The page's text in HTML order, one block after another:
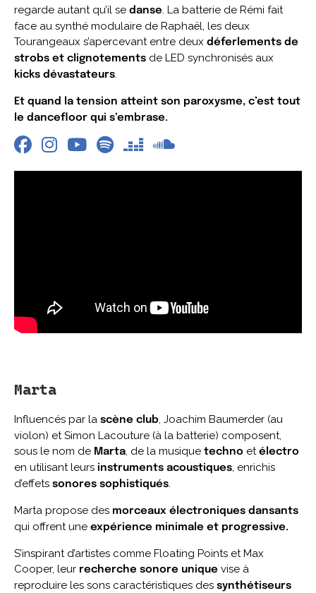
regarde autant qu’il se danse. La batterie de Rémi fait
face au synthé modulaire de Raphaël, les deux
Tourangeaux s’apercevant entre deux déferlements de
strobs et clignotements de LED synchronisés aux
kicks dévastateurs.
Et quand la tension atteint son paroxysme, c’est tout
le dancefloor qui s’embrase.
Marta
Influencés par la scène club, Joachim Baumerder (au
violon) et Simon Lacouture (à la batterie) composent,
sous le nom de Marta, de la musique techno etélectro
en utilisant leurs instruments acoustiques, enrichis
d’effets sonores sophistiqués.
Marta propose des morceaux électroniques dansants
qui offrent une expérience minimale et progressive.
S’inspirant d’artistes comme Floating Points et Max
Cooper, leur recherche sonore unique vise à
reproduire les sons caractéristiques des synthétiseurs